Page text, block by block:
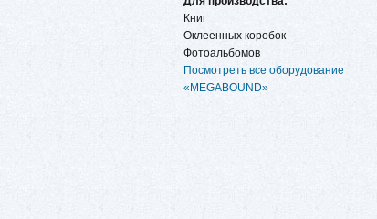
Книг
Оклеенных коробок
Фотоальбомов
Посмотреть все оборудование
«MEGABOUND»